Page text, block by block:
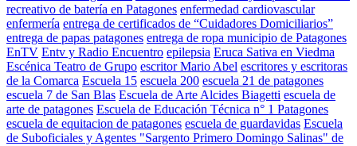
recreativo de batería en Patagones enfermedad cardiovascular
enfermería entrega de certificados de “Cuidadores Domiciliarios”
entrega de papas patagones entrega de ropa municipio de Patagones
EnTV Entv y Radio Encuentro epilepsia Eruca Sativa en Viedma
Escénica Teatro de Grupo escritor Mario Abel escritores y escritoras
de la Comarca Escuela 15 escuela 200 escuela 21 de patagones
escuela 7 de San Blas Escuela de Arte Alcides Biagetti escuela de
arte de patagones Escuela de Educación Técnica n° 1 Patagones
escuela de equitacion de patagones escuela de guardavidas Escuela
de Suboficiales y Agentes "Sargento Primero Domingo Salinas" de